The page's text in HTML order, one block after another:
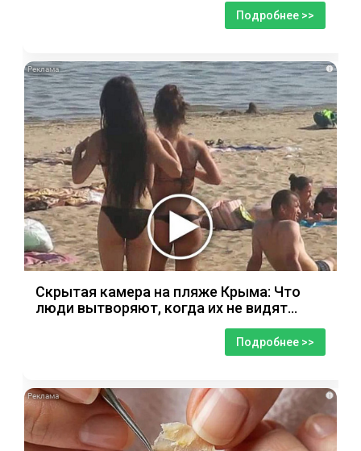
Подробнее >>
i
Скрытая камера на пляже Крыма: Что
люди вытворяют, когда их не видят...
Подробнее >>
i